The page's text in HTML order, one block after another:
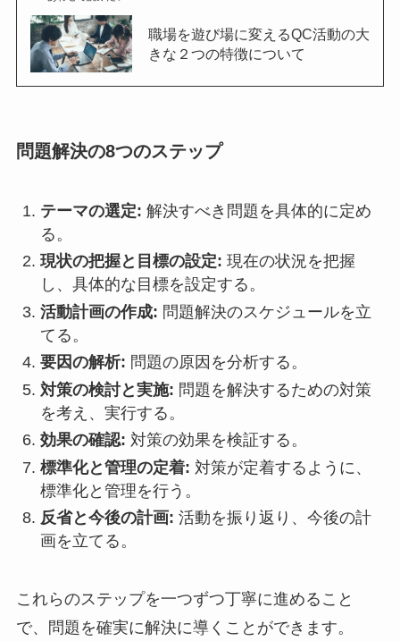
職場を遊び場に変えるQC活動の大
きな２つの特徴について
問題解決の8つのステップ
テーマの選定: 解決すべき問題を具体的に定め
る。
現状の把握と目標の設定: 現在の状況を把握
し、具体的な目標を設定する。
活動計画の作成: 問題解決のスケジュールを立
てる。
要因の解析: 問題の原因を分析する。
対策の検討と実施: 問題を解決するための対策
を考え、実行する。
効果の確認: 対策の効果を検証する。
標準化と管理の定着: 対策が定着するように、
標準化と管理を行う。
反省と今後の計画: 活動を振り返り、今後の計
画を立てる。
これらのステップを一つずつ丁寧に進めること
で、問題を確実に解決に導くことができます。